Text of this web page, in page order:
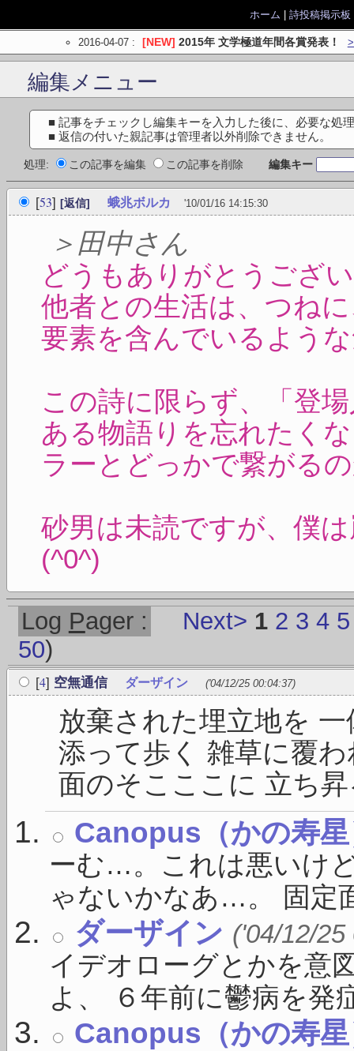
ホーム 詩投稿掲示板
2016-04-07: [NEW] 2015年 文学極道年間各賞発表！
編集メニュー
■ 記事をチェックし編集キーを入力した後に、必要な処
■ 返信の付いた親記事は管理者以外削除できません。
処理: この記事を編集 この記事を削除 編集キー
[53] [返信] 蛾兆ボルカ '10/01/16 14:15:30
＞田中さん
どうもありがとうござ
他者との生活は、つね
要素を含んでいるよう
この詩に限らず、「登
ある物語りを忘れたく
ラーとどっかで繋がる
砂男は未読ですが、僕
(^0^)
Log Pager : Next> 1 2 3 4 5
50)
[4] 空無通信 ダーザイン ('04/12/25 00:04:37)
放棄された埋立地を
添って歩く 雑草に覆
面のそこここに 立ち
Canopus（かの寿
ーむ…。これは悪いけ
ゃないかなあ…。 固定
ダーザイン ('04/12/25
イデオローグとかを意
よ、 ６年前に鬱病を発
Canopus（かの寿